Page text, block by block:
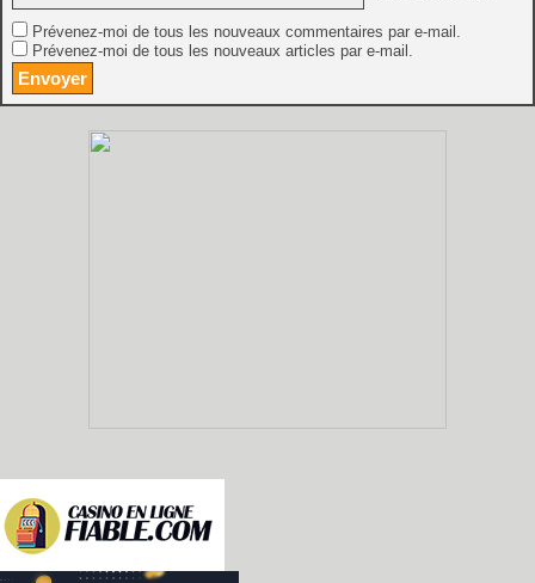
Prévenez-moi de tous les nouveaux commentaires par e-mail.
Prévenez-moi de tous les nouveaux articles par e-mail.